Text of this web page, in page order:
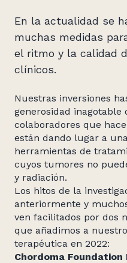
En la actualidad se
muchas medidas
el ritmo y la calidad
clínicos.
Nuestras inversiones
generosidad inagotable
colaboradores que
están dando lugar a
herramientas de
cuyos tumores no
y radiación.
Los hitos de la
anteriormente y
ven facilitados por dos
que añadimos a
terapéutica en 2022:
Chordoma Foundation